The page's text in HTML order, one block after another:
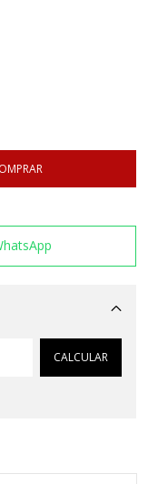
Alterar CEP
CALCULAR